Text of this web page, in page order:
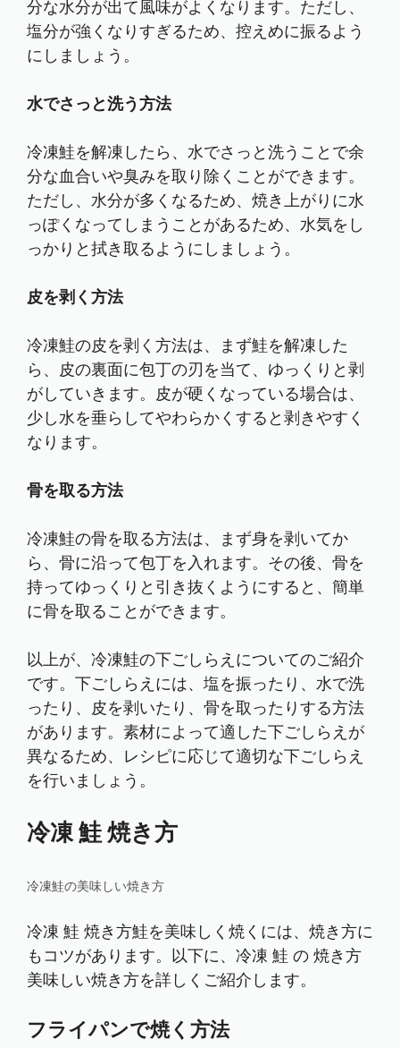
分な水分が出て風味がよくなります。ただし、
塩分が強くなりすぎるため、控えめに振るよう
にしましょう。
水でさっと洗う方法
冷凍鮭を解凍したら、水でさっと洗うことで余
分な血合いや臭みを取り除くことができます。
ただし、水分が多くなるため、焼き上がりに水
っぽくなってしまうことがあるため、水気をし
っかりと拭き取るようにしましょう。
皮を剥く方法
冷凍鮭の皮を剥く方法は、まず鮭を解凍した
ら、皮の裏面に包丁の刃を当て、ゆっくりと剥
がしていきます。皮が硬くなっている場合は、
少し水を垂らしてやわらかくすると剥きやすく
なります。
骨を取る方法
冷凍鮭の骨を取る方法は、まず身を剥いてか
ら、骨に沿って包丁を入れます。その後、骨を
持ってゆっくりと引き抜くようにすると、簡単
に骨を取ることができます。
以上が、冷凍鮭の下ごしらえについてのご紹介
です。下ごしらえには、塩を振ったり、水で洗
ったり、皮を剥いたり、骨を取ったりする方法
があります。素材によって適した下ごしらえが
異なるため、レシピに応じて適切な下ごしらえ
を行いましょう。
冷凍 鮭 焼き方
冷凍鮭の美味しい焼き方
冷凍 鮭 焼き方鮭を美味しく焼くには、焼き方に
もコツがあります。以下に、冷凍 鮭 の 焼き方
美味しい焼き方を詳しくご紹介します。
フライパンで焼く方法